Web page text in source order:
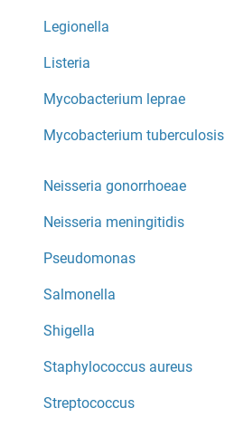
Legionella
Listeria
Mycobacterium leprae
Mycobacterium tuberculosis
Neisseria gonorrhoeae
Neisseria meningitidis
Pseudomonas
Salmonella
Shigella
Staphylococcus aureus
Streptococcus